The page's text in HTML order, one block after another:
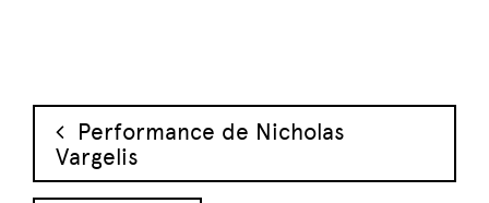
Navigation des articles
Performance de Nicholas
Vargelis